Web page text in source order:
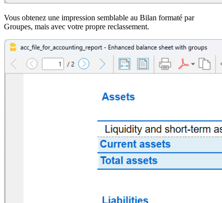
Vous obtenez une impression semblable au Bilan formaté par
Groupes, mais avec votre propre reclassement.